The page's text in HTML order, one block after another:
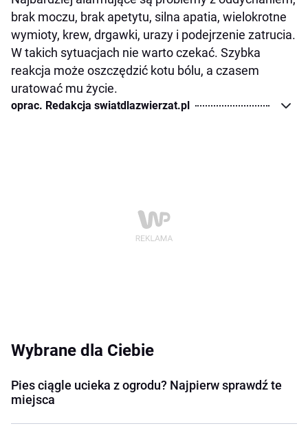
brak moczu, brak apetytu, silna apatia, wielokrotne
wymioty, krew, drgawki, urazy i podejrzenie zatrucia.
W takich sytuacjach nie warto czekać. Szybka
reakcja może oszczędzić kotu bólu, a czasem
uratować mu życie.
oprac. Redakcja swiatdlazwierzat.pl
Wybrane dla Ciebie
Pies ciągle ucieka z ogrodu? Najpierw sprawdź te
miejsca